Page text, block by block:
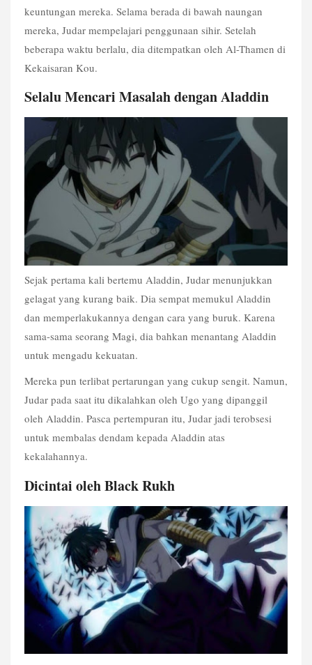
keuntungan mereka. Selama berada di bawah naungan
mereka, Judar mempelajari penggunaan sihir. Setelah
beberapa waktu berlalu, dia ditempatkan oleh Al-Thamen di
Kekaisaran Kou.
Selalu Mencari Masalah dengan Aladdin
Sejak pertama kali bertemu Aladdin, Judar menunjukkan
gelagat yang kurang baik. Dia sempat memukul Aladdin
dan memperlakukannya dengan cara yang buruk. Karena
sama-sama seorang Magi, dia bahkan menantang Aladdin
untuk mengadu kekuatan.
Mereka pun terlibat pertarungan yang cukup sengit. Namun,
Judar pada saat itu dikalahkan oleh Ugo yang dipanggil
oleh Aladdin. Pasca pertempuran itu, Judar jadi terobsesi
untuk membalas dendam kepada Aladdin atas
kekalahannya.
Dicintai oleh Black Rukh